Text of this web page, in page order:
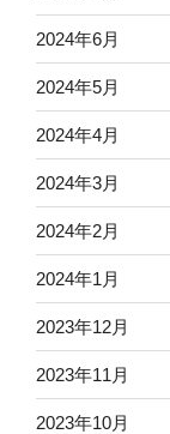
2024年6月
2024年5月
2024年4月
2024年3月
2024年2月
2024年1月
2023年12月
2023年11月
2023年10月